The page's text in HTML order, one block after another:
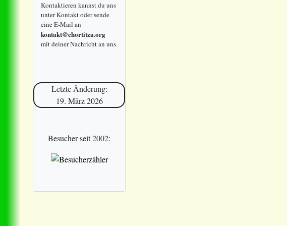
Kontaktieren kannst du uns
unter Kontakt oder sende
eine E-Mail an
kontakt@chortitza.org
mit deiner Nachricht an uns.
Letzte Änderung:
19. März 2026
Besucher seit 2002: